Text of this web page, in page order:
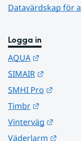
Datavärdskap för
Logga in
AQUA
SIMAIR
SMHI Pro
Timbr
Vinterväg
Väderlarm